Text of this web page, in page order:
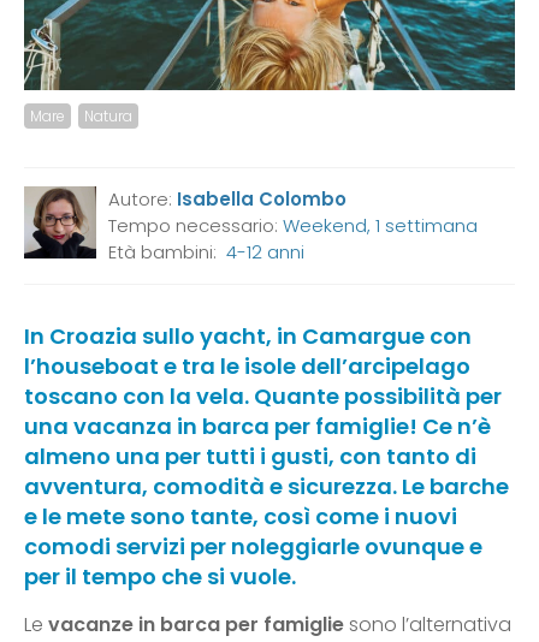
Mare Natura
Autore: Isabella Colombo
Tempo necessario: Weekend, 1 settimana
Età bambini: 4-12 anni
In Croazia sullo yacht, in Camargue con
l’houseboat e tra le isole dell’arcipelago
toscano con la vela. Quante possibilità per
una vacanza in barca per famiglie! Ce n’è
almeno una per tutti i gusti, con tanto di
avventura, comodità e sicurezza. Le barche
e le mete sono tante, così come i nuovi
comodi servizi per noleggiarle ovunque e
per il tempo che si vuole.
Le vacanze in barca per famigliesono l’alternativa